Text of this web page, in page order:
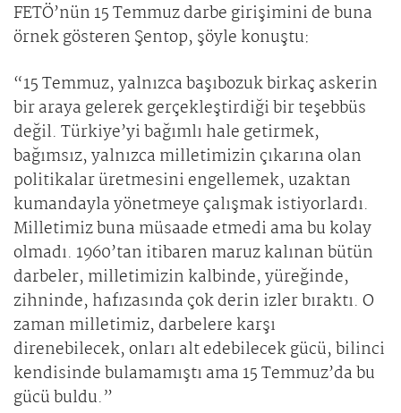
FETÖ’nün 15 Temmuz darbe girişimini de buna
örnek gösteren Şentop, şöyle konuştu:
“15 Temmuz, yalnızca başıbozuk birkaç askerin
bir araya gelerek gerçekleştirdiği bir teşebbüs
değil. Türkiye’yi bağımlı hale getirmek,
bağımsız, yalnızca milletimizin çıkarına olan
politikalar üretmesini engellemek, uzaktan
kumandayla yönetmeye çalışmak istiyorlardı.
Milletimiz buna müsaade etmedi ama bu kolay
olmadı. 1960’tan itibaren maruz kalınan bütün
darbeler, milletimizin kalbinde, yüreğinde,
zihninde, hafızasında çok derin izler bıraktı. O
zaman milletimiz, darbelere karşı
direnebilecek, onları alt edebilecek gücü, bilinci
kendisinde bulamamıştı ama 15 Temmuz’da bu
gücü buldu.”